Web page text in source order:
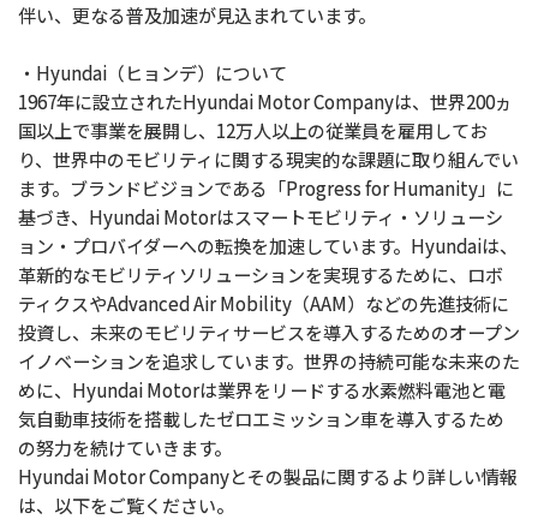
伴い、更なる普及加速が見込まれています。
・Hyundai（ヒョンデ）について
1967年に設立されたHyundai Motor Companyは、世界200ヵ
国以上で事業を展開し、12万人以上の従業員を雇用してお
り、世界中のモビリティに関する現実的な課題に取り組んでい
ます。ブランドビジョンである「Progress for Humanity」に
基づき、Hyundai Motorはスマートモビリティ・ソリューシ
ョン・プロバイダーへの転換を加速しています。Hyundaiは、
革新的なモビリティソリューションを実現するために、ロボ
ティクスやAdvanced Air Mobility（AAM）などの先進技術に
投資し、未来のモビリティサービスを導入するためのオープン
イノベーションを追求しています。世界の持続可能な未来のた
めに、Hyundai Motorは業界をリードする水素燃料電池と電
気自動車技術を搭載したゼロエミッション車を導入するため
の努力を続けていきます。
Hyundai Motor Companyとその製品に関するより詳しい情報
は、以下をご覧ください。